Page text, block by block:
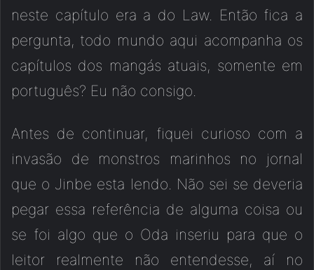
neste capítulo era a do Law. Então fica a
pergunta, todo mundo aqui acompanha os
capítulos dos mangás atuais, somente em
português? Eu não consigo.
Antes de continuar, fiquei curioso com a
invasão de monstros marinhos no jornal
que o Jinbe esta lendo. Não sei se deveria
pegar essa referência de alguma coisa ou
se foi algo que o Oda inseriu para que o
leitor realmente não entendesse, aí no